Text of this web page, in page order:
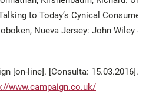
to Today’s Cynical Consumer.
Nueva Jersey: John Wiley &
[on-line]. [Consulta: 15.03.2016].
www.campaign.co.uk/